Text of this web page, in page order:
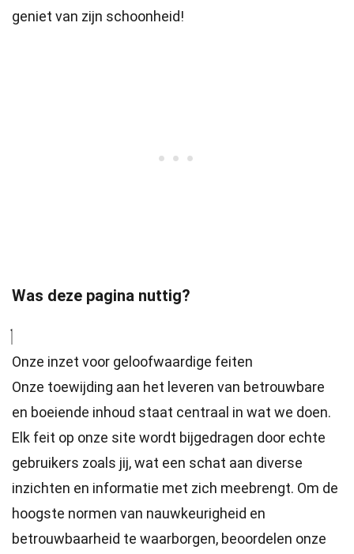
geniet van zijn schoonheid!
Was deze pagina nuttig?
Onze inzet voor geloofwaardige feiten
Onze toewijding aan het leveren van betrouwbare
en boeiende inhoud staat centraal in wat we doen.
Elk feit op onze site wordt bijgedragen door echte
gebruikers zoals jij, wat een schat aan diverse
inzichten en informatie met zich meebrengt. Om de
hoogste normen van nauwkeurigheid en
betrouwbaarheid te waarborgen, beoordelen onze